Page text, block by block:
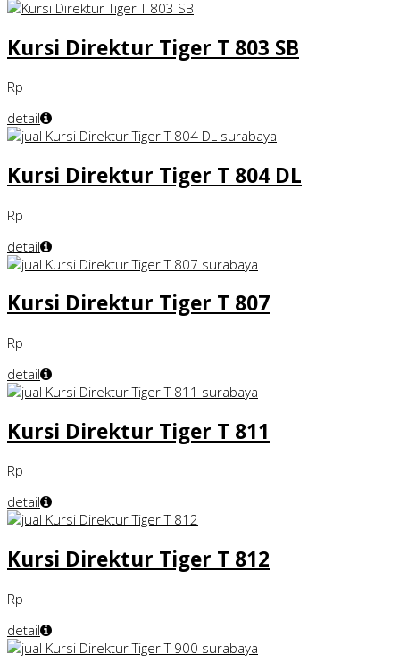
Kursi Direktur Tiger T 803 SB
Rp
detail
Kursi Direktur Tiger T 804 DL
Rp
detail
Kursi Direktur Tiger T 807
Rp
detail
Kursi Direktur Tiger T 811
Rp
detail
Kursi Direktur Tiger T 812
Rp
detail